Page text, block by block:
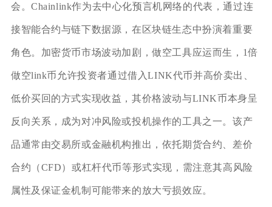
会。Chainlink作为去中心化预言机网络的代表，通过连
接智能合约与链下数据源，在区块链生态中扮演着重要
角色。加密货币市场波动加剧，做空工具应运而生，1倍
做空link币允许投资者通过借入LINK代币并高价卖出、
低价买回的方式实现收益，其价格波动与LINK币本身呈
反向关系，成为对冲风险或投机操作的工具之一。该产
品通常由交易所或金融机构推出，依托期货合约、差价
合约（CFD）或杠杆代币等形式实现，需注意其高风险
属性及保证金机制可能带来的放大亏损效应。